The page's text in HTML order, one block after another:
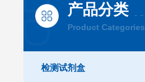
产品分类
Product Categories
检测试剂盒